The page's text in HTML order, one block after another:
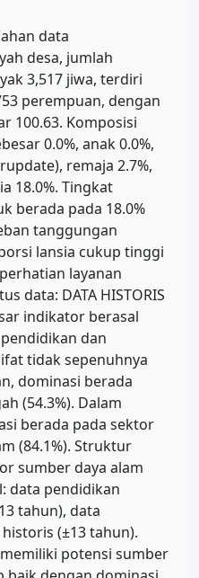
data
desa, jumlah
3,517 jiwa, terdiri
perempuan, dengan
100.63. Komposisi
0.0%, anak 0.0%,
remaja 2.7%,
18.0%. Tingkat
berada pada 18.0%
tanggungan
lansia cukup tinggi
layanan
data: DATA HISTORIS
indikator berasal
dan
tidak sepenuhnya
dominasi berada
(54.3%). Dalam
berada pada sektor
(84.1%). Struktur
sumber daya alam
data pendidikan
tahun), data
(±13 tahun).
potensi sumber